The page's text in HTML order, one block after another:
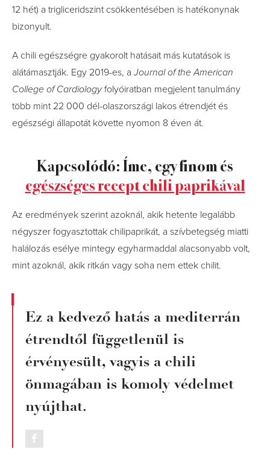
12 hét) a trigliceridszint csökkentésében is hatékonynak
bizonyult.
A chili egészségre gyakorolt hatásait más kutatások is
alátámasztják. Egy 2019-es, a Journal of the American
College of Cardiologyfolyóiratban megjelent tanulmány
több mint 22 000 dél-olaszországi lakos étrendjét és
egészségi állapotát követte nyomon 8 éven át.
Kapcsolódó: Íme, egy finom és
egészséges recept chili paprikával
Az eredmények szerint azoknál, akik hetente legalább
négyszer fogyasztottak chilipaprikát, a szívbetegség miatti
halálozás esélye mintegy egyharmaddal alacsonyabb volt,
mint azoknál, akik ritkán vagy soha nem ettek chilit.
Ez a kedvező hatás a mediterrán
étrendtől függetlenül is
érvényesült, vagyis a chili
önmagában is komoly védelmet
nyújthat.